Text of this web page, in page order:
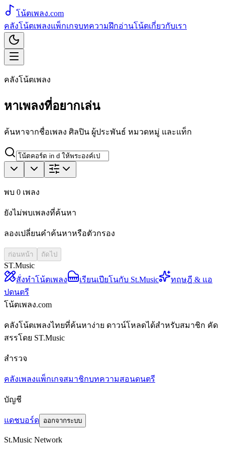
โน้ตเพลง.com
คลังโน้ตเพลงแพ็กเกจบทความฝึกอ่านโน้ตเกี่ยวกับเรา
คลังโน้ตเพลง
หาเพลงที่อยากเล่น
ค้นหาจากชื่อเพลง ศิลปิน ผู้ประพันธ์ หมวดหมู่ และแท็ก
พบ 0 เพลง
ยังไม่พบเพลงที่ค้นหา
ลองเปลี่ยนคำค้นหาหรือตัวกรอง
ก่อนหน้า ถัดไป
ST.Music
สั่งทำโน้ตเพลง
เรียนเปียโนกับ St.Music
ทฤษฎี & แอ
ปดนตรี
โน้ตเพลง.com
คลังโน้ตเพลงไทยที่ค้นหาง่าย ดาวน์โหลดได้สำหรับสมาชิก คัด
สรรโดย ST.Music
สำรวจ
คลังเพลงแพ็กเกจสมาชิกบทความสอนดนตรี
บัญชี
แดชบอร์ด ออกจากระบบ
St.Music Network